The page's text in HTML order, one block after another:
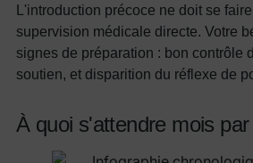
L'introduction précoce ne doit se
supervision médicale directe. Votre
signes de préparation : bon contrôle
soutien, et disparition du réflexe de
À quoi s'attendre mois